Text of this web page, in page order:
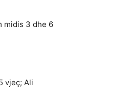
midis 3 dhe 6
vjeç; Ali